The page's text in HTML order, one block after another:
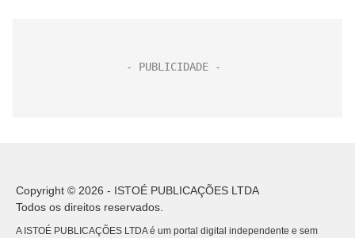
Copyright © 2026 - ISTOÉ PUBLICAÇÕES LTDA
Todos os direitos reservados.
A ISTOÉ PUBLICAÇÕES LTDA é um portal digital independente e sem